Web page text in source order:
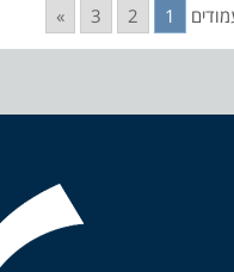
1
2
3
»